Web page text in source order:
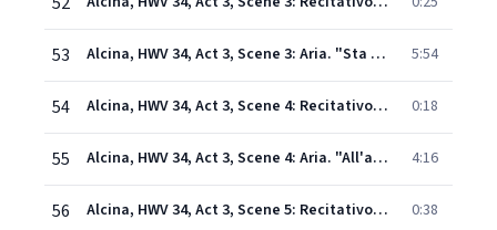
53 Alcina, HWV 34, Act 3, Scene 3: Aria. "Sta nell'Ircana" (Ruggiero) 5:54
54 Alcina, HWV 34, Act 3, Scene 4: Recitativo. "Vanne tu seco ancora" (Melisso, Bradamante) 0:18
55 Alcina, HWV 34, Act 3, Scene 4: Aria. "All'alma fedel" (Bradamante) 4:16
56 Alcina, HWV 34, Act 3, Scene 5: Recitativo. "Niuna forza lo arresta" (Oronte, Alcina) 0:38